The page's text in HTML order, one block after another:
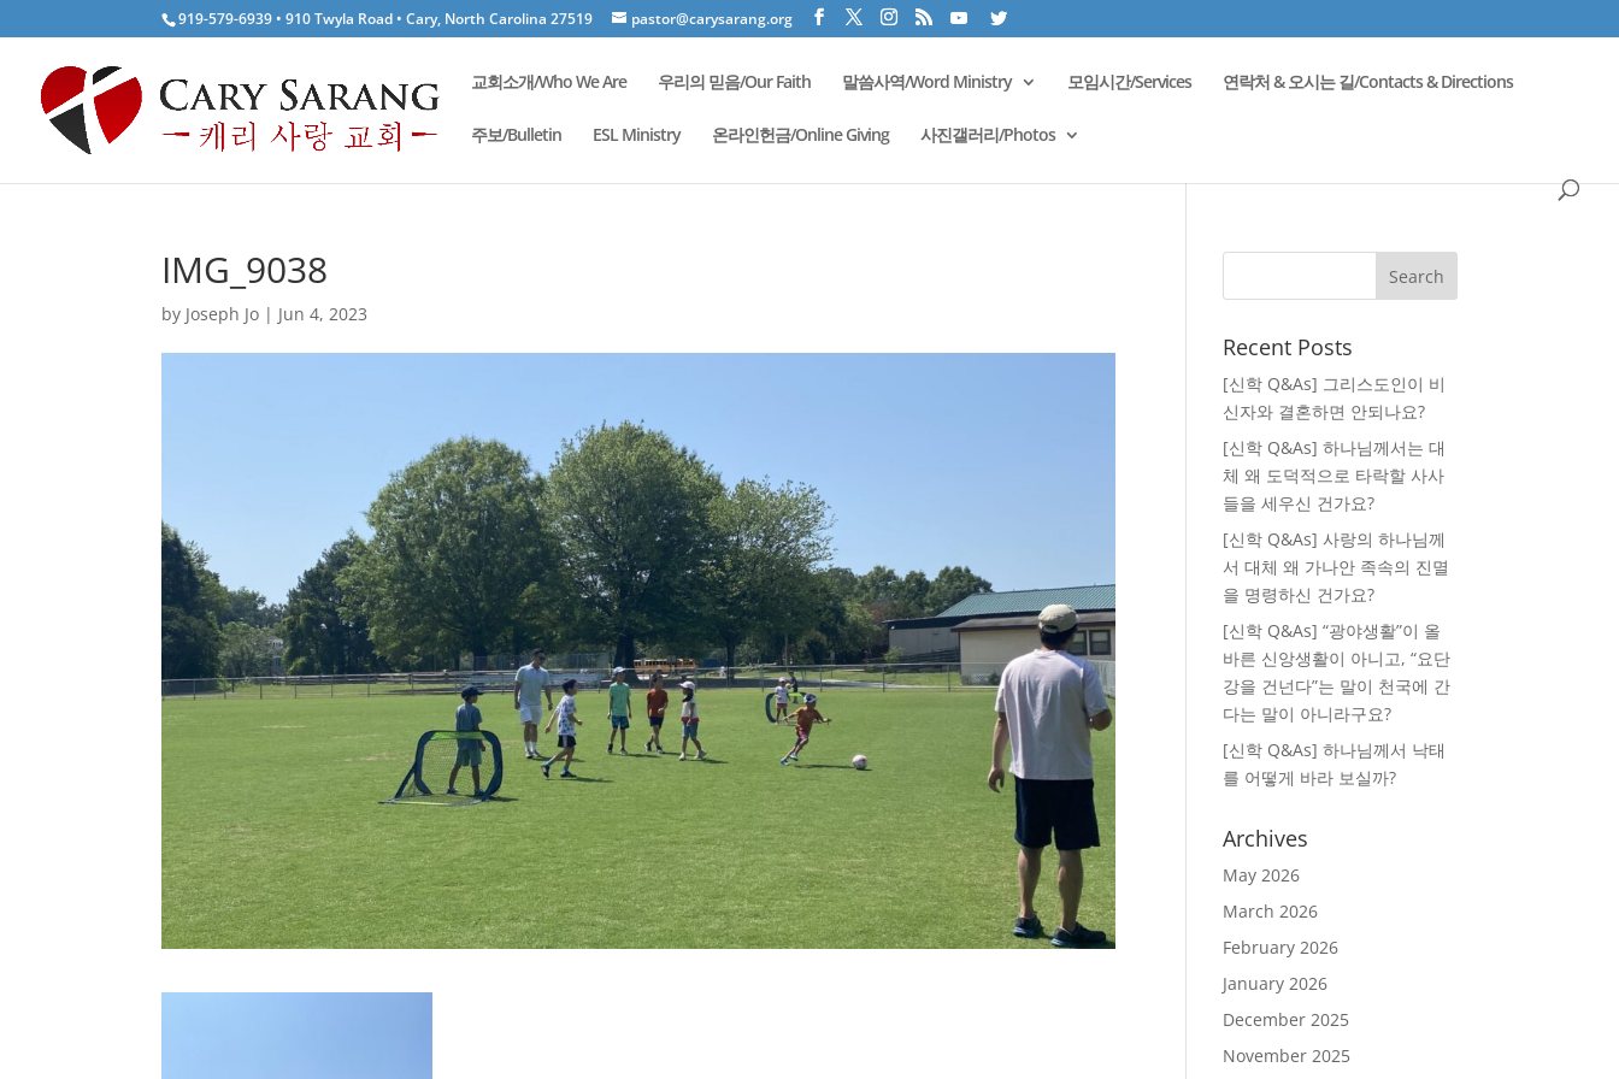
919-579-6939 • 910 Twyla Road • Cary, North Carolina 27519 pastor@carysarang.org
교회소개/Who We Are 우리의 믿음/Our Faith 말씀사역/Word Ministry 모임시간/Services 연락처 & 오시는 길/Contacts & Directions
주보/Bulletin ESL Ministry 온라인헌금/Online Giving 사진갤러리/Photos
IMG_9038
by Joseph Jo | Jun 4, 2023
Recent Posts
[신학 Q&As] 그리스도인이 비
신자와 결혼하면 안되나요?
[신학 Q&As] 하나님께서는 대
체 왜 도덕적으로 타락할 사사
들을 세우신 건가요?
[신학 Q&As] 사랑의 하나님께
서 대체 왜 가나안 족속의 진멸
을 명령하신 건가요?
[신학 Q&As] “광야생활”이 올
바른 신앙생활이 아니고, “요단
강을 건넌다”는 말이 천국에 간
다는 말이 아니라구요?
[신학 Q&As] 하나님께서 낙태
를 어떻게 바라 보실까?
Archives
May 2026
March 2026
February 2026
January 2026
December 2025
November 2025